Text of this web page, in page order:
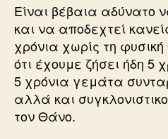
Είναι βέβαια αδύνατο
και να αποδεχτεί
χρόνια χωρίς τη
ότι έχουμε ζήσει ήδη 5
5 χρόνια γεμάτα
αλλά και
τον Θάνο.